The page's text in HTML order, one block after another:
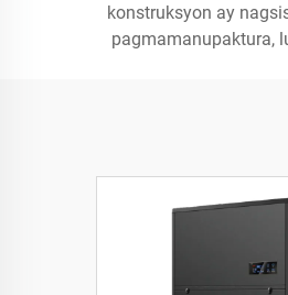
konstruksyon ay
pagmamanupaktura,